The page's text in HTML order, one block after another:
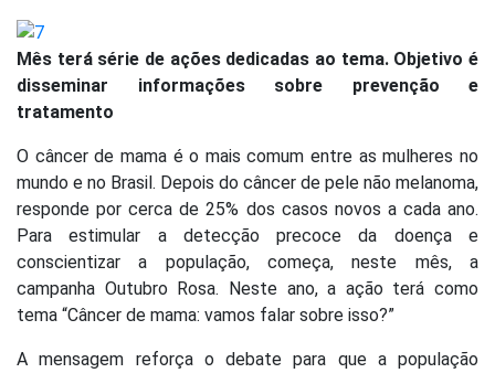
Mês terá série de ações dedicadas ao tema. Objetivo é
disseminar informações sobre prevenção e
tratamento
O câncer de mama é o mais comum entre as mulheres no
mundo e no Brasil. Depois do câncer de pele não melanoma,
responde por cerca de 25% dos casos novos a cada ano.
Para estimular a detecção precoce da doença e
conscientizar a população, começa, neste mês, a
campanha Outubro Rosa. Neste ano, a ação terá como
tema “Câncer de mama: vamos falar sobre isso?”
A mensagem reforça o debate para que a população